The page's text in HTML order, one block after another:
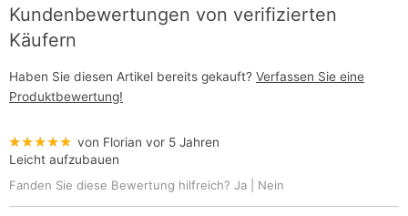
Kundenbewertungen von verifizierten
Käufern
Haben Sie diesen Artikel bereits gekauft? Verfassen Sie eine
Produktbewertung!
★★★★★ von Florian vor 5 Jahren
Leicht aufzubauen
Fanden Sie diese Bewertung hilfreich? Ja Nein